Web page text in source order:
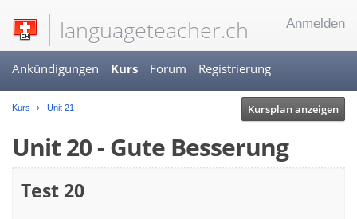
languageteacher.ch Anmelden
Ankündigungen Kurs Forum Registrierung
Kursplan anzeigen
Kurs Unit 21
Unit 20 - Gute Besserung
Test 20